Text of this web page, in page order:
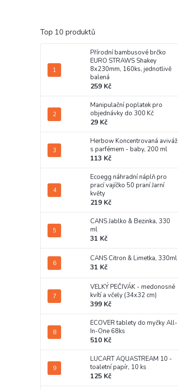
Top 10 produktů
Přírodní bambusové brčko
EURO STRAWS Shakey
8x230mm, 160ks, jednotlivě
balená
259 Kč
Manipulační poplatek pro
objednávky do 300 Kč
29 Kč
Herbow Koncentrovaná aviváž
s parfémem - baby, 200 ml
113 Kč
Ecoegg náhradní náplň pro
prací vajíčko 50 praní Jarní
květy
219 Kč
CANS Jablko & Bezinka, 330
ml
31 Kč
CANS Citron & Limetka, 330ml
31 Kč
VELKÝ PEČIVÁK - medonosné
kvítí a včely (34x32 cm)
399 Kč
ECOVER tablety do myčky All-
In-One 68ks
510 Kč
LUCART AQUASTREAM 10 -
toaletní papír, 10 ks
125 Kč